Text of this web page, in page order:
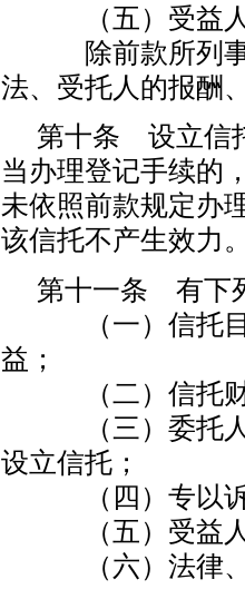
（五）受益人
除前款所列事项
法、受托人的报酬
第十条 设立信
当办理登记手续的
未依照前款规定办
该信托不产生效力
第十一条 有下
（一）信托目的
益；
（二）信托财
（三）委托人以
设立信托；
（四）专以诉
（五）受益人
（六）法律、